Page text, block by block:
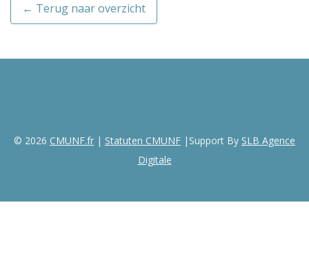
← Terug naar overzicht
© 2026 CMUNF.fr | Statuten CMUNF |Support By SLB Agence
Digitale